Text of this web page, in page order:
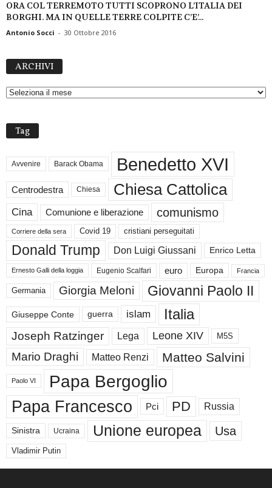
ORA COL TERREMOTO TUTTI SCOPRONO L’ITALIA DEI
BORGHI. MA IN QUELLE TERRE COLPITE C’E’...
Antonio Socci - 30 Ottobre 2016
ARCHIVI
H
Tag
Avvenire Barack Obama Benedetto XVI
Centrodestra Chiesa Chiesa Cattolica
Cina Comunione e liberazione comunismo
Corriere della sera Covid 19 cristiani perseguitati
Donald Trump Don Luigi Giussani Enrico Letta
Ernesto Galli della loggia Eugenio Scalfari euro Europa Francia
Germania Giorgia Meloni Giovanni Paolo II
Giuseppe Conte guerra islam Italia
Joseph Ratzinger Lega Leone XIV M5S
Mario Draghi Matteo Renzi Matteo Salvini
Paolo VI Papa Bergoglio
Papa Francesco Pci PD Russia
Sinistra Ucraina Unione europea Usa
Vladimir Putin